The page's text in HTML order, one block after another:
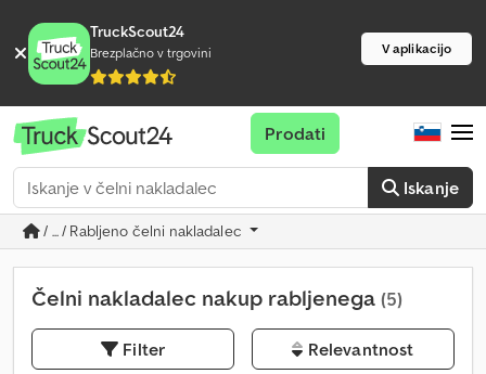
TruckScout24
Brezplačno v trgovini V aplikacijo
Iskanje
Prodati
/ ... / Rabljeno čelni nakladalec
Čelni nakladalec nakup rabljenega (5)
Filter Relevantnost